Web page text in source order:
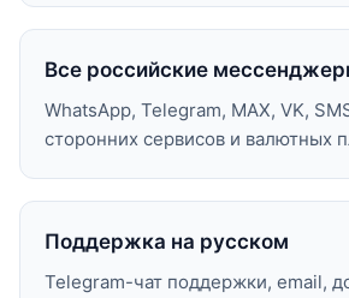
Все российские
WhatsApp, Telegram, MAX, VK,
сторонних сервисов и валютных
Поддержка на русском
Telegram-чат поддержки, email,